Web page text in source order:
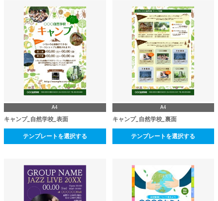
A4
キャンプ_自然学校_表面
テンプレートを選択する
A4
キャンプ_自然学校_裏面
テンプレートを選択する